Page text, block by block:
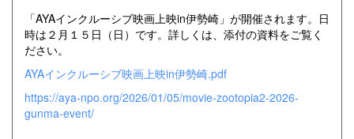
「AYAインクルーシブ映画上映in伊勢崎」が開催されます。日
時は２月１５日（日）です。詳しくは、添付の資料をご覧く
ださい。
AYAインクルーシブ映画上映in伊勢崎.pdf
https://aya-npo.org/2026/01/05/movie-zootopia2-2026-
gunma-event/